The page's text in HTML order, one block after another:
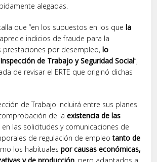
alegadas.
que “en los supuestos en los quela
aprecie indicios de fraude para la
prestaciones por desempleo,lo
de Trabajo y Seguridad Social“,
de revisar el ERTE que originó dichas
de Trabajo incluirá entre sus planes
de laexistencia de las
en las solicitudes y comunicaciones de
de regulación de empleotanto de
los habitualespor causas económicas,